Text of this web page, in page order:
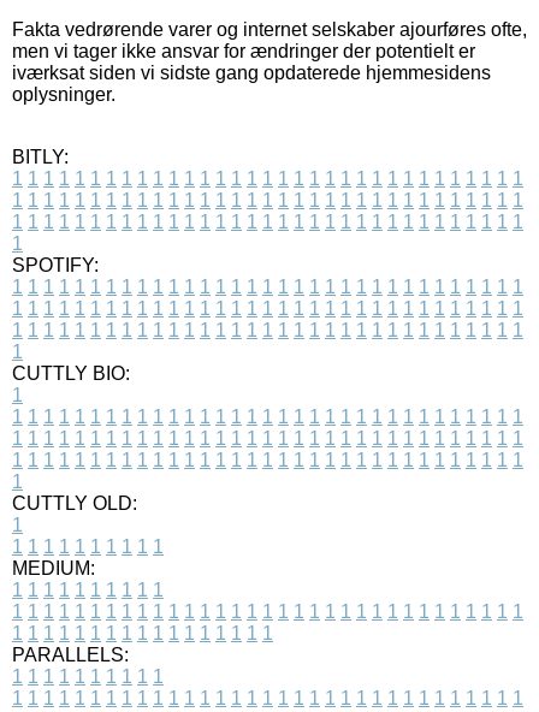
Fakta vedrørende varer og internet selskaber ajourføres ofte,
men vi tager ikke ansvar for ændringer der potentielt er
iværksat siden vi sidste gang opdaterede hjemmesidens
oplysninger.
BITLY:
1 1 1 1 1 1 1 1 1 1 1 1 1 1 1 1 1 1 1 1 1 1 1 1 1 1 1 1 1 1 1 1 1
1 1 1 1 1 1 1 1 1 1 1 1 1 1 1 1 1 1 1 1 1 1 1 1 1 1 1 1 1 1 1 1 1
1 1 1 1 1 1 1 1 1 1 1 1 1 1 1 1 1 1 1 1 1 1 1 1 1 1 1 1 1 1 1 1 1
1
SPOTIFY:
1 1 1 1 1 1 1 1 1 1 1 1 1 1 1 1 1 1 1 1 1 1 1 1 1 1 1 1 1 1 1 1 1
1 1 1 1 1 1 1 1 1 1 1 1 1 1 1 1 1 1 1 1 1 1 1 1 1 1 1 1 1 1 1 1 1
1 1 1 1 1 1 1 1 1 1 1 1 1 1 1 1 1 1 1 1 1 1 1 1 1 1 1 1 1 1 1 1 1
1
CUTTLY BIO:
1
1 1 1 1 1 1 1 1 1 1 1 1 1 1 1 1 1 1 1 1 1 1 1 1 1 1 1 1 1 1 1 1 1
1 1 1 1 1 1 1 1 1 1 1 1 1 1 1 1 1 1 1 1 1 1 1 1 1 1 1 1 1 1 1 1 1
1 1 1 1 1 1 1 1 1 1 1 1 1 1 1 1 1 1 1 1 1 1 1 1 1 1 1 1 1 1 1 1 1
1
CUTTLY OLD:
1
1 1 1 1 1 1 1 1 1 1
MEDIUM:
1 1 1 1 1 1 1 1 1 1
1 1 1 1 1 1 1 1 1 1 1 1 1 1 1 1 1 1 1 1 1 1 1 1 1 1 1 1 1 1 1 1 1
1 1 1 1 1 1 1 1 1 1 1 1 1 1 1 1 1
PARALLELS:
1 1 1 1 1 1 1 1 1 1
1 1 1 1 1 1 1 1 1 1 1 1 1 1 1 1 1 1 1 1 1 1 1 1 1 1 1 1 1 1 1 1 1